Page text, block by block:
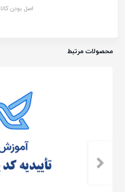
اصل بودن کالا
محصولات مرتبط